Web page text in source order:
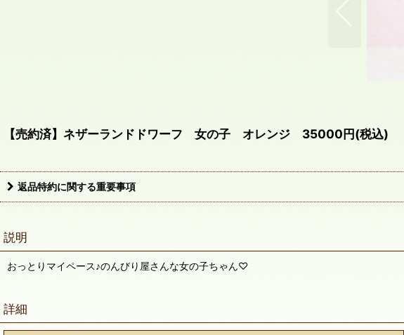
【売約済】ネザーランドドワーフ 女の子 オレンジ 35000円(税込)
返品特約に関する重要事項
説明
おっとりマイペース♪のんびり屋さんな女の子ちゃん♡
詳細